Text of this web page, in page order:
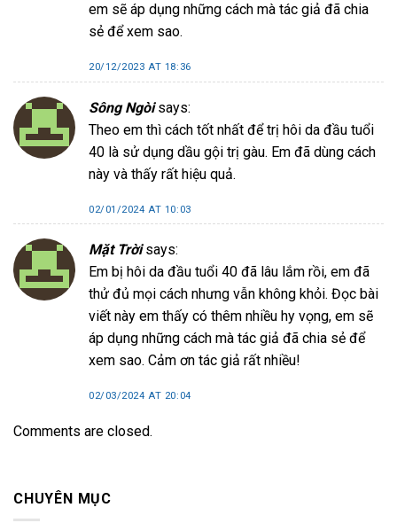
em sẽ áp dụng những cách mà tác giả đã chia
sẻ để xem sao.
20/12/2023 AT 18:36
Sông Ngòi says:
Theo em thì cách tốt nhất để trị hôi da đầu tuổi
40 là sử dụng dầu gội trị gàu. Em đã dùng cách
này và thấy rất hiệu quả.
02/01/2024 AT 10:03
Mặt Trời says:
Em bị hôi da đầu tuổi 40 đã lâu lắm rồi, em đã
thử đủ mọi cách nhưng vẫn không khỏi. Đọc bài
viết này em thấy có thêm nhiều hy vọng, em sẽ
áp dụng những cách mà tác giả đã chia sẻ để
xem sao. Cảm ơn tác giả rất nhiều!
02/03/2024 AT 20:04
Comments are closed.
CHUYÊN MỤC